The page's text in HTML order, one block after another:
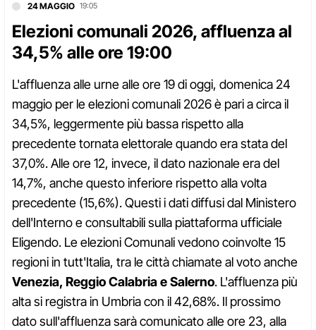
24 MAGGIO 19:05
Elezioni comunali 2026, affluenza al
34,5% alle ore 19:00
L'affluenza alle urne alle ore 19 di oggi, domenica 24
maggio per le elezioni comunali 2026 è pari a circa il
34,5%, leggermente più bassa rispetto alla
precedente tornata elettorale quando era stata del
37,0%. Alle ore 12, invece, il dato nazionale era del
14,7%, anche questo inferiore rispetto alla volta
precedente (15,6%). Questi i dati diffusi dal Ministero
dell'Interno e consultabili sulla piattaforma ufficiale
Eligendo. Le elezioni Comunali vedono coinvolte 15
regioni in tutt'Italia, tra le città chiamate al voto anche
Venezia, Reggio Calabria e Salerno. L'affluenza più
alta si registra in Umbria con il 42,68%. Il prossimo
dato sull'affluenza sarà comunicato alle ore 23, alla